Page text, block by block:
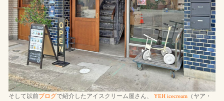
そして以前ブログで紹介したアイスクリーム屋さん、 YEH icecream（ヤア・